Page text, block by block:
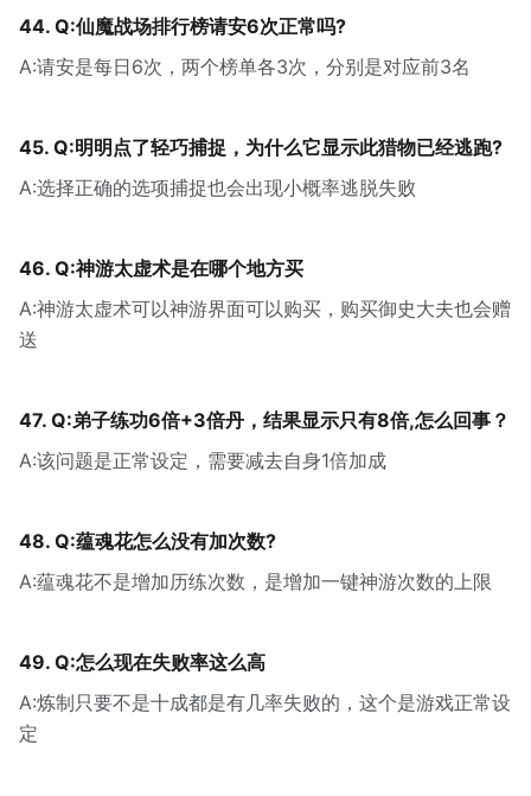
44. Q:仙魔战场排行榜请安6次正常吗?
A:请安是每日6次，两个榜单各3次，分别是对应前3名
45. Q:明明点了轻巧捕捉，为什么它显示此猎物已经逃跑?
A:选择正确的选项捕捉也会出现小概率逃脱失败
46. Q:神游太虚术是在哪个地方买
A:神游太虚术可以神游界面可以购买，购买御史大夫也会赠
送
47. Q:弟子练功6倍+3倍丹，结果显示只有8倍,怎么回事？
A:该问题是正常设定，需要减去自身1倍加成
48. Q:蕴魂花怎么没有加次数?
A:蕴魂花不是增加历练次数，是增加一键神游次数的上限
49. Q:怎么现在失败率这么高
A:炼制只要不是十成都是有几率失败的，这个是游戏正常设
定